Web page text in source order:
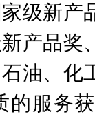
级新产
产品奖
油、
的服